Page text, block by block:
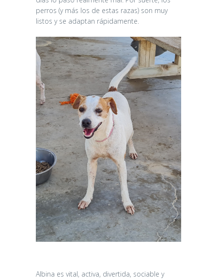
perros (y más los de estas razas) son muy
listos y se adaptan rápidamente.
Albina es vital, activa, divertida, sociable y